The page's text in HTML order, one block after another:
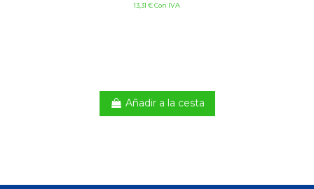
13,31 € Con IVA
Añadir a la cesta